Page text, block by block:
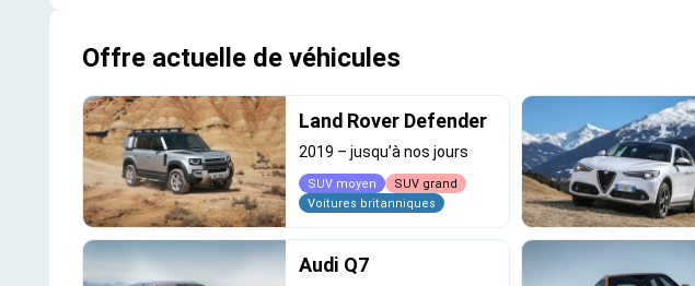
Offre actuelle de véhicules
Land Rover Defender
2019 – jusqu’à nos jours
SUV moyen
SUV grand
Voitures britanniques
Audi Q7